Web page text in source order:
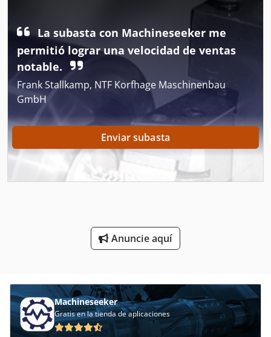
Comercio De Alimentos
Equipo De Taller
Espacio De Producción
Estaciones De Servicio
Fabricación De
Lavado De Camiones
Mostrador De Tienda
Tablón De
Tanques De
La subasta con Machineseeker me
permitió lograr una velocidad de ventas
notable.
Frank Stallkamp, NTF Korfhage Maschinenbau
GmbH
Enviar subasta
Anuncie aquí
Machineseeker
Gratis en la tienda de aplicaciones